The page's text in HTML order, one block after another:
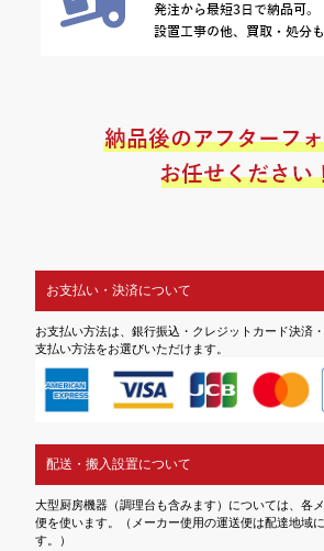
お支払い・決済について
お支払い方法は、銀行振込・クレジットカード決済
支払い方法をお選びいただけます。
配送・搬入設置について
大型厨房機器（調理台も含みます）については、各
便を使います。（メーカー使用の運送便は配達地域
す。）